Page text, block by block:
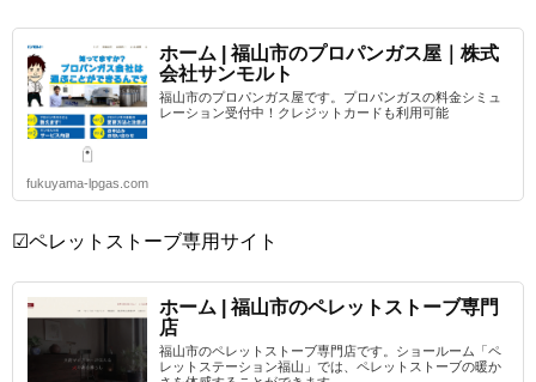
ホーム | 福山市のプロパンガス屋｜株式
会社サンモルト
福山市のプロパンガス屋です。プロパンガスの料金シミュ
レーション受付中！クレジットカードも利用可能
fukuyama-lpgas.com
☑ペレットストーブ専用サイト
ホーム | 福山市のペレットストーブ専門
店
福山市のペレットストーブ専門店です。ショールーム「ペ
レットステーション福山」では、ペレットストーブの暖か